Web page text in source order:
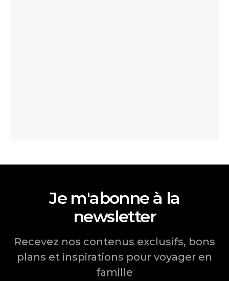
Je m'abonne à la
newsletter
Recevez nos contenus exclusifs, bons
plans et inspirations pour voyager en
famille